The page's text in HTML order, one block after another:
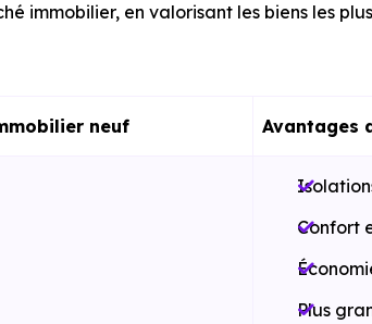
immobilier, en valorisant les biens les
neuf Avantages
Confort
Plus